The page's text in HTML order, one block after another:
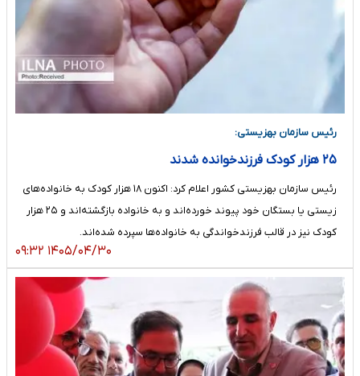
رئیس سازمان بهزیستی:
۲۵ هزار کودک فرزندخوانده شدند
رئیس سازمان بهزیستی کشور اعلام کرد: اکنون ۱۸ هزار کودک به خانواده‌های
زیستی یا بستگان خود پیوند خورده‌اند و به خانواده بازگشته‌اند و ۲۵ هزار
کودک نیز در قالب فرزندخواندگی به خانواده‌ها سپرده شده‌اند.
۱۴۰۵/۰۴/۳۰ ۰۹:۳۲